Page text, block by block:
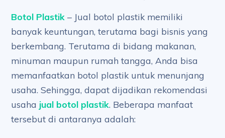
Botol Plastik – Jual botol plastik memiliki
banyak keuntungan, terutama bagi bisnis yang
berkembang. Terutama di bidang makanan,
minuman maupun rumah tangga, Anda bisa
memanfaatkan botol plastik untuk menunjang
usaha. Sehingga, dapat dijadikan rekomendasi
usaha jual botol plastik. Beberapa manfaat
tersebut di antaranya adalah: